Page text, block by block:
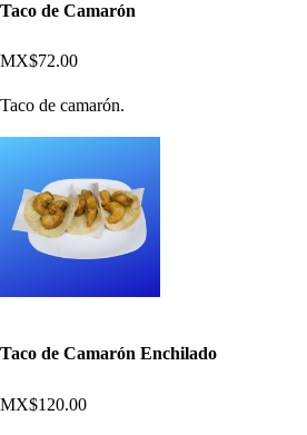
Taco de Camarón
MX$72.00
Taco de camarón.
Taco de Camarón Enchilado
MX$120.00